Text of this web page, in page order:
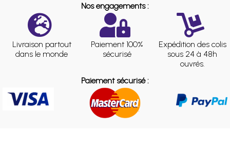
Nos engagements :
Livraison partout
dans le monde
Paiement 100%
sécurisé
Expédition des colis
sous 24 à 48h
ouvrés.
Paiement sécurisé :